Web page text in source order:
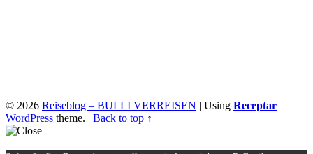
© 2026 Reiseblog – BULLI VERREISEN | Using Receptar
WordPress theme. | Back to top ↑